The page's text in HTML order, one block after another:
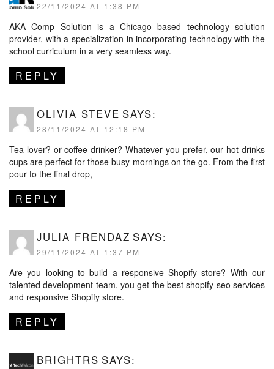
22/11/2024 AT 1:38 PM
AKA Comp Solution is a Chicago based technology solution
provider, with a specialization in incorporating technology with the
school curriculum in a very seamless way.
REPLY
OLIVIA STEVE SAYS:
28/11/2024 AT 12:18 PM
Tea lover? or coffee drinker? Whatever you prefer, our hot drinks
cups are perfect for those busy mornings on the go. From the first
pour to the final drop,
REPLY
JULIA FRENDAZ SAYS:
29/11/2024 AT 1:37 PM
Are you looking to build a responsive Shopify store? With our
talented development team, you get the bestshopify seo services
and responsive Shopify store.
REPLY
BRIGHTRS SAYS: